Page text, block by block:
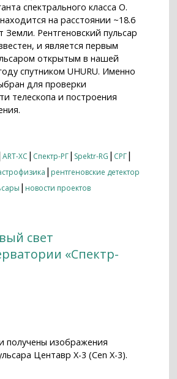
спектрального класса О.
на расстоянии ~18.6
Земли. Рентгеновский пульсар
и является первым
открытым в нашей
спутником UHURU. Именно
для проверки
телескопа и построения
ART-XC | Спектр-РГ| Spektr-RG | СРГ|
| рентгеновские детектор
| новости проектов
свет
«Спектр-
получены изображения
Центавр X-3 (Cen X-3).